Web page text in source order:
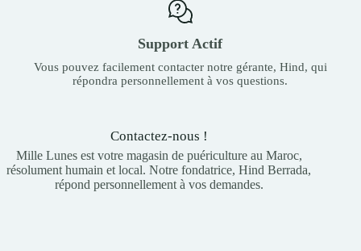
Support Actif
Vous pouvez facilement contacter notre gérante, Hind, qui
répondra personnellement à vos questions.
Contactez-nous !
Mille Lunes est votre magasin de puériculture au Maroc,
résolument humain et local. Notre fondatrice, Hind Berrada,
répond personnellement à vos demandes.